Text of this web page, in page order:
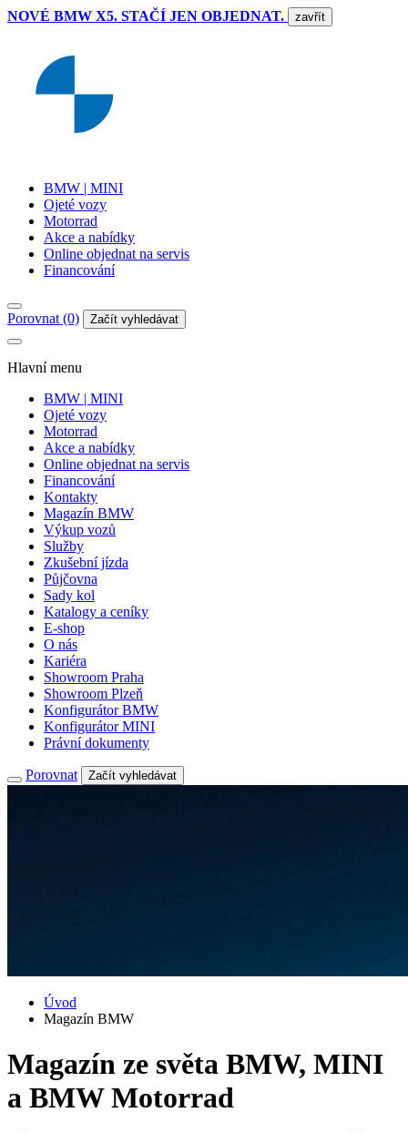
NOVÉ BMW X5. STAČÍ JEN OBJEDNAT. zavřít
BMW | MINI
Ojeté vozy
Motorrad
Akce a nabídky
Online objednat na servis
Financování
Porovnat (0) Začít vyhledávat
Hlavní menu
BMW | MINI
Ojeté vozy
Motorrad
Akce a nabídky
Online objednat na servis
Financování
Kontakty
Magazín BMW
Výkup vozů
Služby
Zkušební jízda
Půjčovna
Sady kol
Katalogy a ceníky
E-shop
O nás
Kariéra
Showroom Praha
Showroom Plzeň
Konfigurátor BMW
Konfigurátor MINI
Právní dokumenty
Porovnat Začít vyhledávat
Úvod
Magazín BMW
Magazín ze světa BMW, MINI
a BMW Motorrad